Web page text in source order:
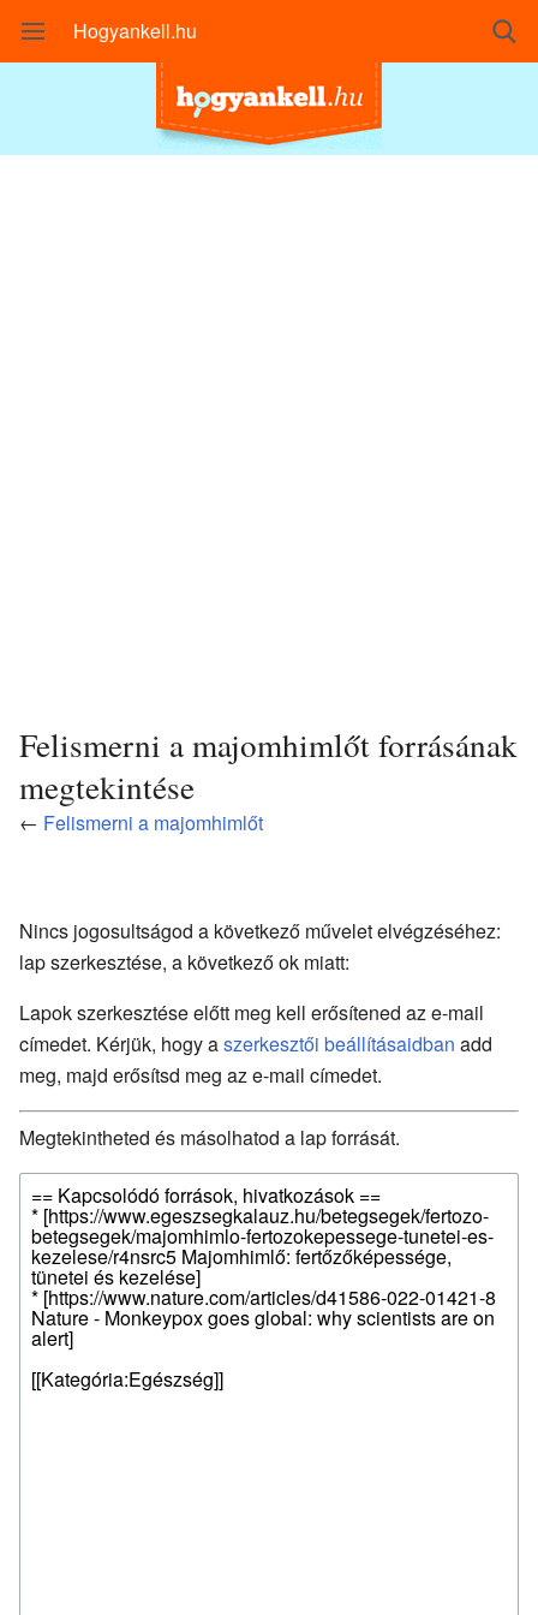
Hogyankell.hu
Felismerni a majomhimlőt forrásának
megtekintése
← Felismerni a majomhimlőt
Nincs jogosultságod a következő művelet elvégzéséhez:
lap szerkesztése, a következő ok miatt:
Lapok szerkesztése előtt meg kell erősítened az e-mail
címedet. Kérjük, hogy aszerkesztői beállításaidban add
meg, majd erősítsd meg az e-mail címedet.
Megtekintheted és másolhatod a lap forrását.